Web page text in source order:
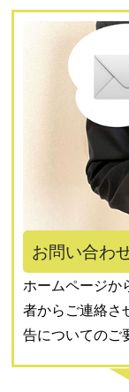
お問い合わ
ホームページか
者からご連絡さ
告についてのご